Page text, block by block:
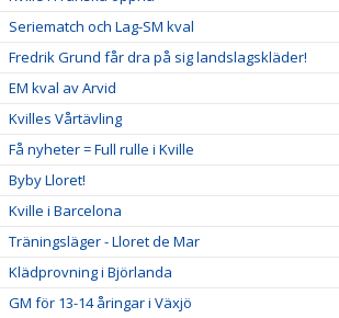
Seriematch och Lag-SM kval
Fredrik Grund får dra på sig landslagskläder!
EM kval av Arvid
Kvilles Vårtävling
Få nyheter = Full rulle i Kville
Byby Lloret!
Kville i Barcelona
Träningsläger - Lloret de Mar
Klädprovning i Björlanda
GM för 13-14 åringar i Växjö